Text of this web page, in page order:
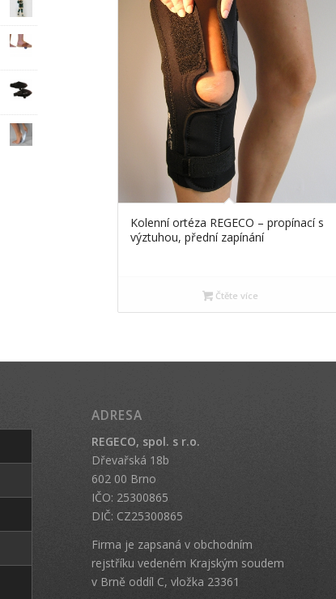
Kolenní ortéza REGECO – propínací s
výztuhou, přední zapínání
Čtěte více
ADRESA
REGECO, spol. s r.o.
Dřevařská 18b
602 00 Brno
IČO: 25300865
DIČ: CZ25300865
Firma je zapsaná v obchodním
rejstříku vedeném Krajským soudem
v Brně oddíl C, vložka 23361